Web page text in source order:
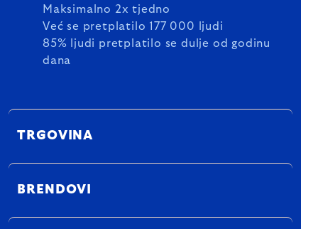
Maksimalno 2x tjedno
Već se pretplatilo 177 000 ljudi
85% ljudi pretplatilo se dulje od godinu
dana
TRGOVINA
BRENDOVI